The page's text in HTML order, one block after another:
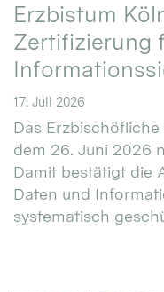
Erzbistum
Zertifizierung
17. Juli 2026
Das
dem 26. Juni 2026
Damit bestätigt die
Daten und
systematisch